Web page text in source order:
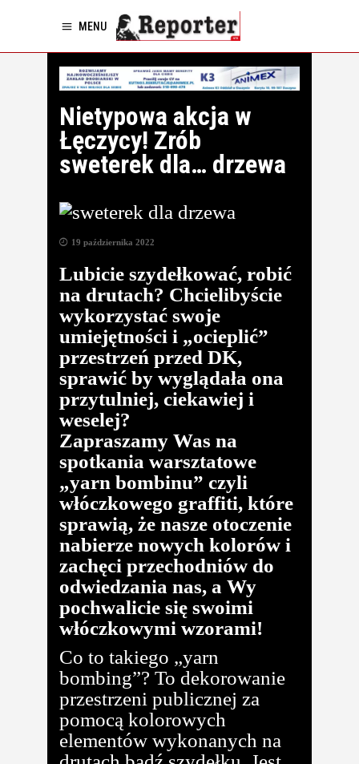
MENU
Nietypowa akcja w
Łęczycy! Zrób
sweterek dla… drzewa
19 października 2022
Lubicie szydełkować, robić
na drutach? Chcielibyście
wykorzystać swoje
umiejętności i „ocieplić”
przestrzeń przed DK,
sprawić by wyglądała ona
przytulniej, ciekawiej i
weselej?
Zapraszamy Was na
spotkania warsztatowe
„yarn bombinu” czyli
włóczkowego graffiti, które
sprawią, że nasze otoczenie
nabierze nowych kolorów i
zachęci przechodniów do
odwiedzania nas, a Wy
pochwalicie się swoimi
włóczkowymi wzorami!
Co to takiego „yarn
bombing”? To dekorowanie
przestrzeni publicznej za
pomocą kolorowych
elementów wykonanych na